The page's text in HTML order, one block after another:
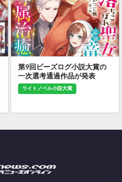
第9回ビーズログ小説大賞の
一次選考通過作品が発表
ライトノベル小説大賞